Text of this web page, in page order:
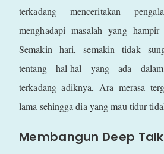
terkadang menceritakan
menghadapi masalah yang
Semakin hari, semakin tidak
tentang hal-hal yang ada
terkadang adiknya, Ara merasa
lama sehingga dia yang mau tidur
Membangun Deep Talk